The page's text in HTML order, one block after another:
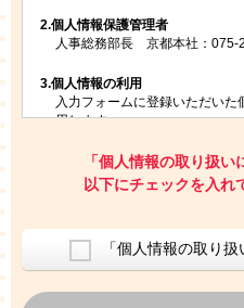
2.個人情報保護管理者
人事総務部長 京都本社：075-
3.個人情報の利用
入力フォームに登録いただいた
用します。
お問い合わせにお答えする
レプトンのキャンペーンや
室等をご案内するため
ご利用者の個人情報を、本
換した上で、広告・宣伝・
上記の利用目的のために第
「個人情報の取り扱
以下にチェックを入れ
「個人情報の取り